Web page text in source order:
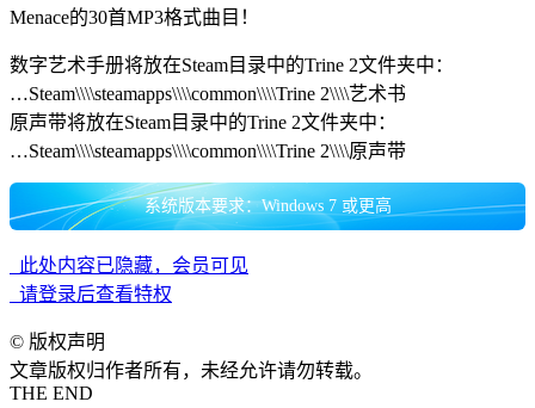
Menace的30首MP3格式曲目！
数字艺术手册将放在Steam目录中的Trine 2文件夹中：
…Steam\\\\steamapps\\\\common\\\\Trine 2\\\\艺术书
原声带将放在Steam目录中的Trine 2文件夹中：
…Steam\\\\steamapps\\\\common\\\\Trine 2\\\\原声带
系统版本要求：Windows 7 或更高
此处内容已隐藏，会员可见
请登录后查看特权
© 版权声明
文章版权归作者所有，未经允许请勿转载。
THE END